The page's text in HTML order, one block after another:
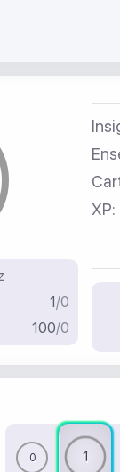
0 1
1/0
100/0
ХР: